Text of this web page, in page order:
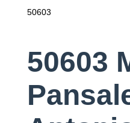
50603
50603